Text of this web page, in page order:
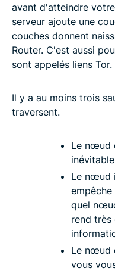
avant d'atteindre
serveur ajoute une
couches donnent
Router. C'est aussi
sont appelés liens Tor.
Il y a au moins trois
traversent.
Le nœud
Le nœud
quel
rend
Le nœud
vous